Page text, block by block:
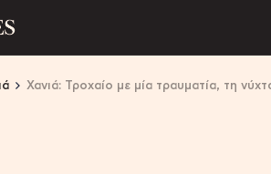
Χανιά: Τροχαίο με μία τραυματία, τη